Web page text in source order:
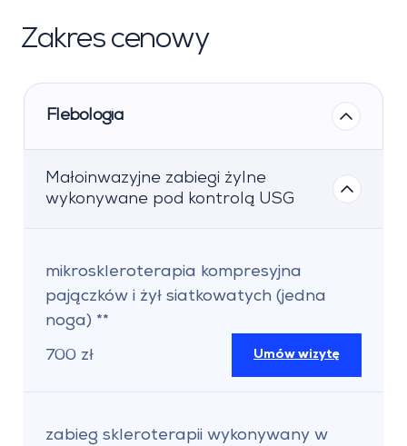
Zakres cenowy
Flebologia
Małoinwazyjne zabiegi żylne
wykonywane pod kontrolą USG
mikroskleroterapia kompresyjna
pajączków i żył siatkowatych (jedna
noga) **
700 zł
Umów wizytę
zabieg skleroterapii wykonywany w